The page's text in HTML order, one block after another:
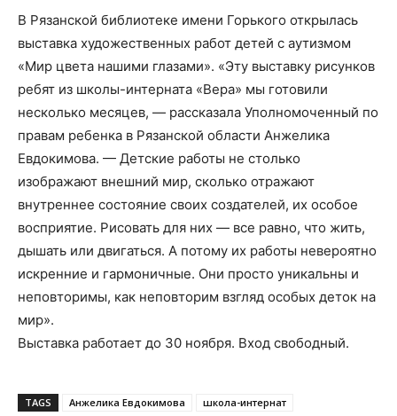
В Рязанской библиотеке имени Горького открылась
выставка художественных работ детей с аутизмом
«Мир цвета нашими глазами». «Эту выставку рисунков
ребят из школы-интерната «Вера» мы готовили
несколько месяцев, — рассказала Уполномоченный по
правам ребенка в Рязанской области Анжелика
Евдокимова. — Детские работы не столько
изображают внешний мир, сколько отражают
внутреннее состояние своих создателей, их особое
восприятие. Рисовать для них — все равно, что жить,
дышать или двигаться. А потому их работы невероятно
искренние и гармоничные. Они просто уникальны и
неповторимы, как неповторим взгляд особых деток на
мир».
Выставка работает до 30 ноября. Вход свободный.
TAGS Анжелика Евдокимова школа-интернат